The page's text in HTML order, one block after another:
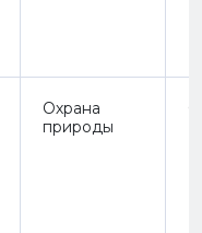
Охрана
природы